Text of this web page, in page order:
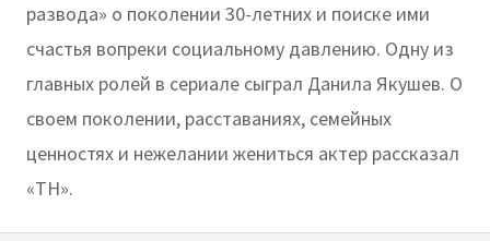
развода» о поколении 30-летних и поиске ими
счастья вопреки социальному давлению. Одну из
главных ролей в сериале сыграл Данила Якушев. О
своем поколении, расставаниях, семейных
ценностях и нежелании жениться актер рассказал
«ТН».